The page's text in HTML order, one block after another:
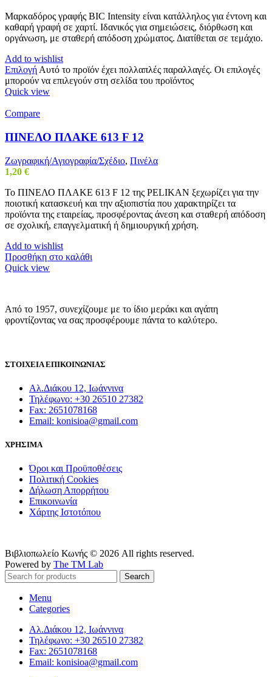
Μαρκαδόρος γραφής BIC Intensity είναι κατάλληλος για έντονη και
καθαρή γραφή σε χαρτί. Ιδανικός για σημειώσεις, διόρθωση και
οργάνωση, με σταθερή απόδοση χρώματος. Διατίθεται σε τεμάχιο.
Add to wishlist
Επιλογή Αυτό το προϊόν έχει πολλαπλές παραλλαγές. Οι επιλογές
μπορούν να επιλεγούν στη σελίδα του προϊόντος
Quick view
Compare
ΠΙΝΕΛΟ ΠΛΑΚΕ 613 F 12
Ζωγραφική/Αγιογραφία/Σχέδιο, Πινέλα
1,20 €
Το ΠΙΝΕΛΟ ΠΛΑΚΕ 613 F 12 της PELIKAN ξεχωρίζει για την
ποιοτική κατασκευή και την αξιοπιστία που χαρακτηρίζει τα
προϊόντα της εταιρείας, προσφέροντας άνεση και σταθερή απόδοση
σε σχολική, επαγγελματική ή δημιουργική χρήση.
Add to wishlist
Προσθήκη στο καλάθι
Quick view
Από το 1957, συνεχίζουμε με το ίδιο μεράκι και αγάπη
φροντίζοντας να σας προσφέρουμε πάντα το καλύτερο.
ΣΤΟΙΧΕΙΑ ΕΠΙΚΟΙΝΩΝΙΑΣ
Αλ.Διάκου 12, Ιωάννινα
Τηλέφωνο: +30 26510 27382
Fax: 2651078168
Email: konisioa@gmail.com
ΧΡΗΣΙΜΑ
Όροι και Προϋποθέσεις
Πολιτική Cookies
Δήλωση Απορρήτου
Επικοινωνία
Χάρτης Ιστοτόπου
Βιβλιοπωλείο Κωνής © 2026 All rights reserved.
Powered by The TM Lab
Search
Menu
Categories
Αλ.Διάκου 12, Ιωάννινα
Τηλέφωνο: +30 26510 27382
Fax: 2651078168
Email: konisioa@gmail.com